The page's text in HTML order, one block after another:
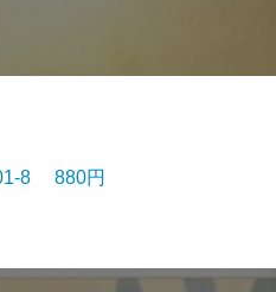
8 880円